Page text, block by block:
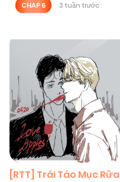
CHAP 6 3 tuần trước
[RTT] Trái Táo Mục Rữa